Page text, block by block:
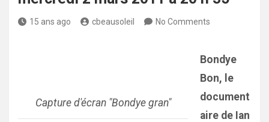
15 ans ago cbeausoleil No Comments
Capture d'écran "Bondye gran"
Bondye
Bon, le
document
aire de Ian